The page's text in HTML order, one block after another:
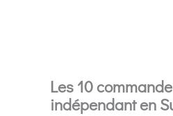
Les 10
indépendant en